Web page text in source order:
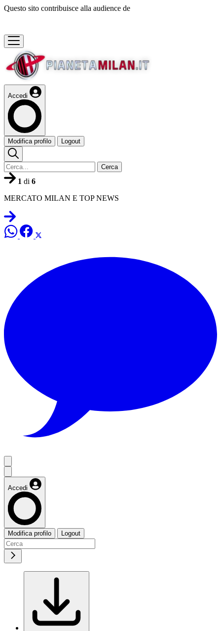
Questo sito contribuisce alla audience de
Accedi
Modifica profilo Logout
Cerca
1 di 6
MERCATO MILAN E TOP NEWS
Accedi
Modifica profilo Logout